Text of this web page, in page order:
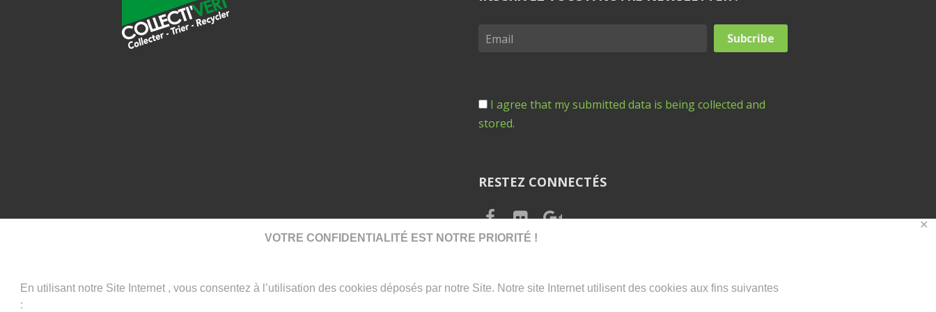
VOTRE CONFIDENTIALITÉ EST NOTRE PRIORITÉ !
En utilisant notre Site Internet , vous consentez à l’utilisation des cookies déposés par notre Site. Notre site Internet utilisent des cookies aux fins suivantes
:
✕
I agree that my submitted data is being collected and
stored.
RESTEZ CONNECTÉS